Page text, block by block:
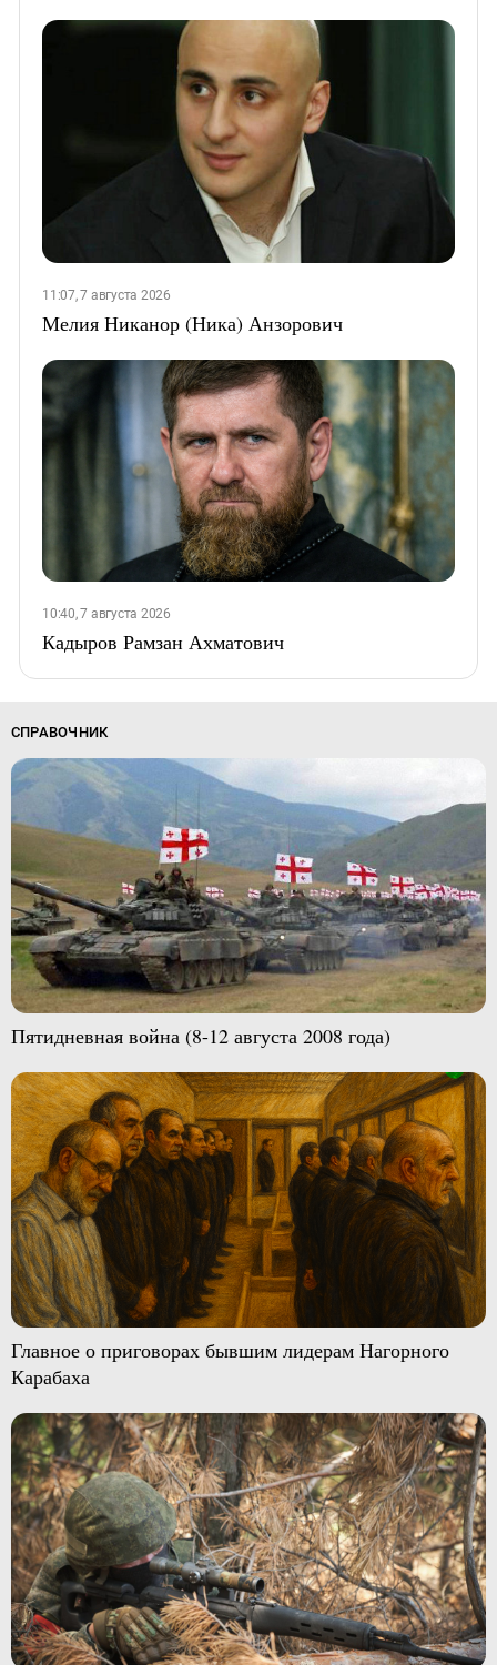
11:07, 7 августа 2026
Мелия Никанор (Ника) Анзорович
10:40, 7 августа 2026
Кадыров Рамзан Ахматович
СПРАВОЧНИК
Пятидневная война (8-12 августа 2008 года)
Главное о приговорах бывшим лидерам Нагорного
Карабаха